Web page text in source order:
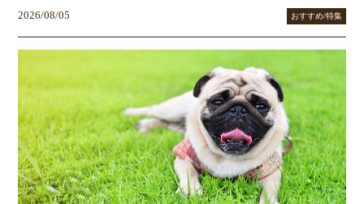
2026/08/05 おすすめ/特集